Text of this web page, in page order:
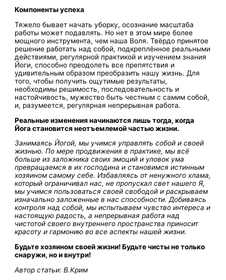
Компоненты успеха
Тяжело бывает начать уборку, осознание масштаба
работы может подавлять. Но нет в этом мире более
мощного инструмента, чем наша Воля. Твёрдо принятое
решение работать над собой, подкреплённое реальными
действиями, регулярной практикой и изучением знания
Йоги, способно преодолеть все препятствия и
удивительным образом преобразить нашу жизнь. Для
того, чтобы получить ощутимые результаты,
необходимы решимость, последовательность и
настойчивость, мужество быть честным с самим собой,
и, разумеется, регулярная непрерывная работа.
Реальные изменения начинаются лишь тогда, когда
Йога становится неотъемлемой частью жизни.
Занимаясь Йогой, мы учимся управлять собой и своей
жизнью. По мере продвижения в практике, мы всё
больше из заложника своих эмоций и уловок ума
превращаемся в их господина и становимся истинным
хозяином самому себе. Избавляясь от ненужного хлама,
который ограничивал нас, не пропускал свет нашего Я,
мы учимся пользоваться своей свободой и раскрываем
изначально заложенные в нас способности. Добиваясь
контроля над собой, мы испытываем чувство интереса и
настоящую радость, а непрерывная работа над
чистотой своего внутреннего пространства приносит
красоту и гармонию во все аспекты нашей жизни.
Будьте хозяином своей жизни! Будьте чисты не только
снаружи, но и внутри!
Автор статьи: В.Крим